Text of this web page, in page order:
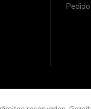
Pedido